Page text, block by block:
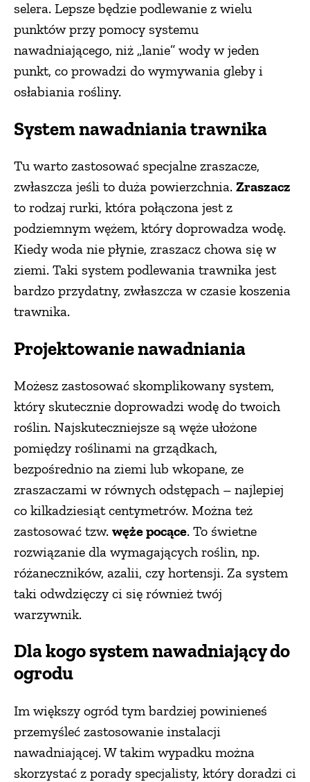
selera. Lepsze będzie podlewanie z wielu
punktów przy pomocy systemu
nawadniającego, niż „lanie” wody w jeden
punkt, co prowadzi do wymywania gleby i
osłabiania rośliny.
System nawadniania trawnika
Tu warto zastosować specjalne zraszacze,
zwłaszcza jeśli to duża powierzchnia. Zraszacz
to rodzaj rurki, która połączona jest z
podziemnym wężem, który doprowadza wodę.
Kiedy woda nie płynie, zraszacz chowa się w
ziemi. Taki system podlewania trawnika jest
bardzo przydatny, zwłaszcza w czasie koszenia
trawnika.
Projektowanie nawadniania
Możesz zastosować skomplikowany system,
który skutecznie doprowadzi wodę do twoich
roślin. Najskuteczniejsze są węże ułożone
pomiędzy roślinami na grządkach,
bezpośrednio na ziemi lub wkopane, ze
zraszaczami w równych odstępach – najlepiej
co kilkadziesiąt centymetrów. Można też
zastosować tzw. węże pocące. To świetne
rozwiązanie dla wymagających roślin, np.
różaneczników, azalii, czy hortensji. Za system
taki odwdzięczy ci się również twój
warzywnik.
Dla kogo system nawadniający do
ogrodu
Im większy ogród tym bardziej powinieneś
przemyśleć zastosowanie instalacji
nawadniającej. W takim wypadku można
skorzystać z porady specjalisty, który doradzi ci